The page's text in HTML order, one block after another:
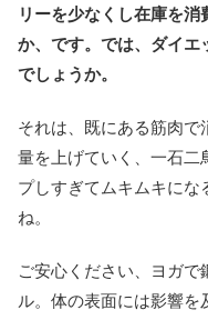
リーを少なくし在庫を
か、です。では、ダイエ
でしょうか。
それは、既にある筋肉
量を上げていく、一石二
プしすぎてムキムキにな
ね。
ご安心ください、ヨガで
ル。体の表面には影響を